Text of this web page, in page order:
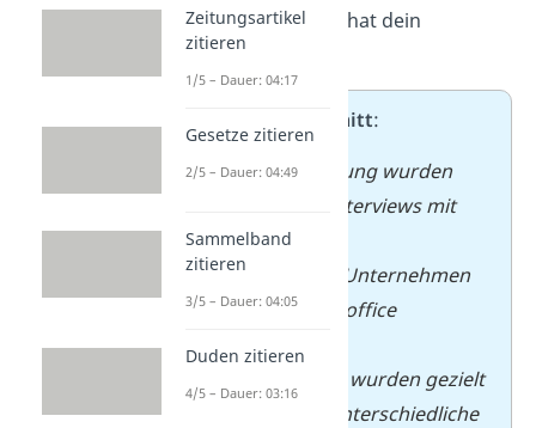
WelcheGrenzen
hat dein
Vorgehen?
Beispielausschnitt:
Für die Untersuchung wurden
zehn qualitative Interviews mit
Führungskräften
mittelständischer Unternehmen
zum Thema Homeoffice
durchgeführt. Die
Gesprächspartner wurden gezielt
ausgewählt, um unterschiedliche
Zeitungsartikel
zitieren
1/5 – Dauer: 04:17
Gesetze zitieren
2/5 – Dauer: 04:49
Sammelband
zitieren
3/5 – Dauer: 04:05
Duden zitieren
4/5 – Dauer: 03:16